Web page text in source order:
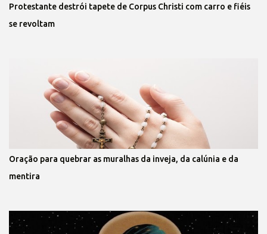
Protestante destrói tapete de Corpus Christi com carro e fiéis
se revoltam
Oração para quebrar as muralhas da inveja, da calúnia e da
mentira